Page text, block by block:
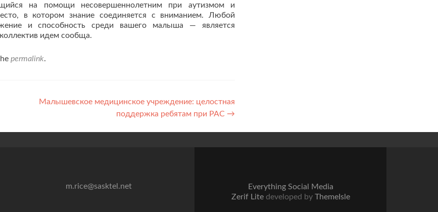
на помощи несовершеннолетним при аутизмом и
в котором знание соединяется с вниманием. Любой
и способность среди вашего малыша — является
идем сообща.
permalink.
Малышевское медицинское учреждение: целостная
поддержка ребятам при РАС →
m.rice@sasktel.net
Everything Social Media
Zerif Lite developed by ThemeIsle